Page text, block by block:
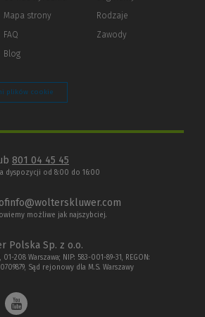
Mapa strony
FAQ
Blog
Rodzaje
Zawody
plików cookie
801 04 45 45
dyspozycji od 8:00 do 16:00
możliwe jak najszybciej.
Polska Sp. z o.o.
208 Warszawa; NIP: 583-001-89-31, REGON:
Sąd rejonowy dla M.S. Warszawy